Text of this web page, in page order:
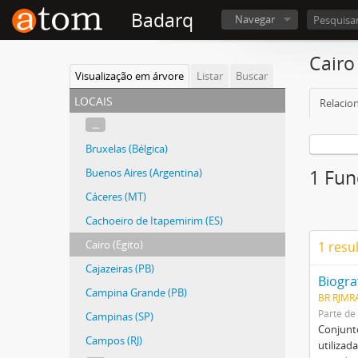
Badarq Navegar
Visualização em árvore Listar Buscar
locais
...
Bruxelas (Bélgica)
Buenos Aires (Argentina)
Cáceres (MT)
Cachoeiro de Itapemirim (ES)
Cairo (Egito)
Cajazeiras (PB)
Campina Grande (PB)
Campinas (SP)
Campos (RJ)
1
1
BR
Parte de